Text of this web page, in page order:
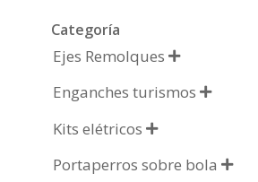
Categoría
Ejes Remolques 
Enganches turismos 
Kits elétricos 
Portaperros sobre bola 